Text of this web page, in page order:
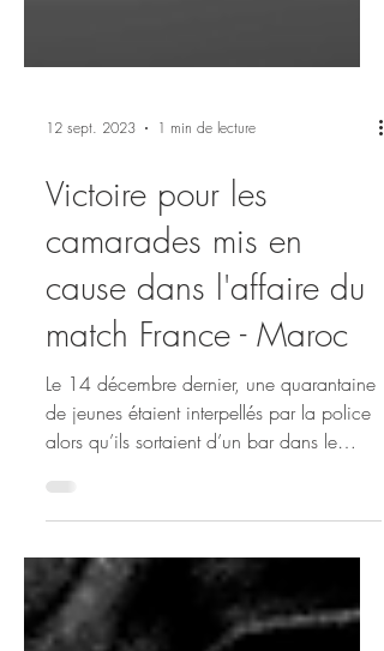
1 min de lecture
Victoire pour les
camarades mis en
cause dans l'affaire du
match France - Maroc
de jeunes étaient interpellés par la police
alors qu’ils sortaient d’un bar dans le
XVIIe...